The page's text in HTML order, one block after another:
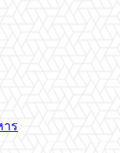
าร